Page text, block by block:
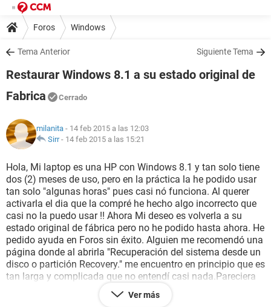
Foros Windows
Tema Anterior Siguiente Tema
Restaurar Windows 8.1 a su estado original de
Fabrica
Cerrado
milanita - 14 feb 2015 a las 12:03
Sirr- 14 feb 2015 a las 15:21
Hola, Mi laptop es una HP con Windows 8.1 y tan solo tiene
dos (2) meses de uso, pero en la práctica la he podido usar
tan solo "algunas horas" pues casi nó funciona. Al querer
activarla el dia que la compré he hecho algo incorrecto que
casi no la puedo usar !! Ahora Mi deseo es volverla a su
estado original de fábrica pero no he podido hasta ahora. He
pedido ayuda en Foros sin éxito. Alguien me recomendó una
página donde al abrirla "Recuperación del sistema desde un
disco o partición Recovery." me encuentro en principio que es
tan larga y complicada que no entendí casi nada.Pareciera
que está escrita para Ingenieros Informaticos (Yo cachondeo
jejeje). Para tener mano las indicaciones la he pasado por la
Ver más